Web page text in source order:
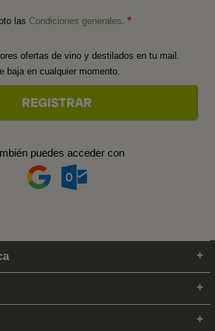
las Condiciones generales
ofertas de vino y destilados en tu mail.
baja en cualquier momento.
puedes acceder con